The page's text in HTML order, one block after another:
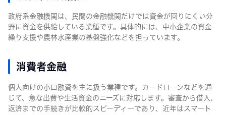
政府系金融機関は、民間の金融機関だけでは資金が回りにくい分
野に資金を供給している業種です。具体的には、中小企業の資金
繰り支援や農林水産業の基盤強化などを担っています。
消費者金融
個人向けの小口融資を主に扱う業種です。カードローンなどを通
じて、急な出費や生活資金のニーズに対応します。審査から借入、
返済までの手続きが比較的スピーディーであり、近年はスマート